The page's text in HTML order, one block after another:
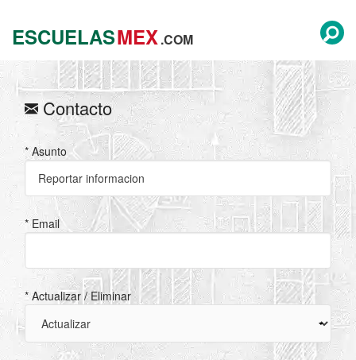
ESCUELASMEX.COM
Contacto
* Asunto
* Email
* Actualizar / Eliminar